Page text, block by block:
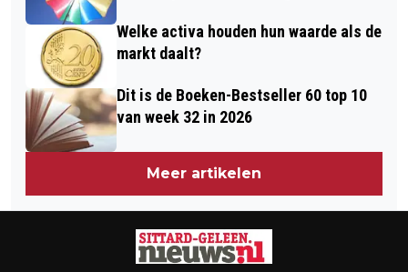
Welke activa houden hun waarde als de
markt daalt?
Dit is de Boeken-Bestseller 60 top 10
van week 32 in 2026
Meer artikelen